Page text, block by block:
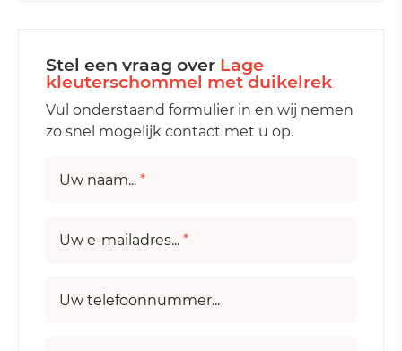
Stel een vraag over Lage
kleuterschommel met duikelrek
Vul onderstaand formulier in en wij nemen
zo snel mogelijk contact met u op.
Uw naam... *
Uw e-mailadres... *
Uw telefoonnummer...